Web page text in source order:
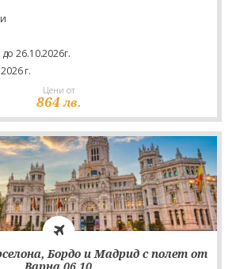
до 26.10.2026г.
г.
Цени от
864 лв.
Бордо и Мадрид с полет от